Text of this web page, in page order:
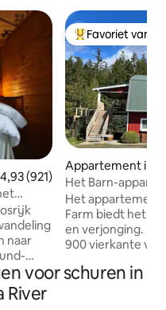
beoordeling van
4,93 (921)
naar
het
Park.
is
Topfavoriet van
Favoriet van
Appartement in
Het Barn-
Ridge Farm
Het appartement
Farm biedt het
en verjonging.
900 vierkante
boerderij met
voor schuren in
River